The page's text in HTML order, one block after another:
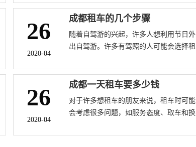
26
2020-04
成都租车的几个步骤
随着自驾游的兴起，许多人想利用节日外
出自驾游。许多有驾照的人可能会选择租
人来说，他们可能不知道如何租车，在租
车过程中要注意什么，在租车过程中要注
26
2020-04
成都一天租车要多少钱
对于许多想租车的朋友来说，租车时可能
会考虑很多问题，如服务态度、取车和换
以说，租车不是一件简单的事情。最近，